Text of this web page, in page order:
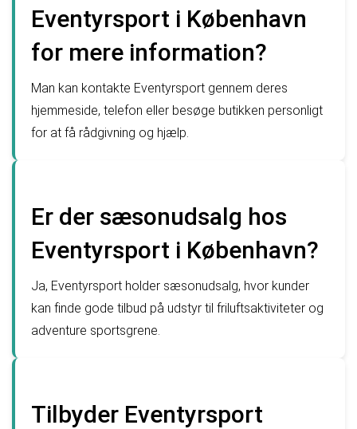
Eventyrsport i København
for mere information?
Man kan kontakte Eventyrsport gennem deres
hjemmeside, telefon eller besøge butikken personligt
for at få rådgivning og hjælp.
Er der sæsonudsalg hos
Eventyrsport i København?
Ja, Eventyrsport holder sæsonudsalg, hvor kunder
kan finde gode tilbud på udstyr til friluftsaktiviteter og
adventure sportsgrene.
Tilbyder Eventyrsport